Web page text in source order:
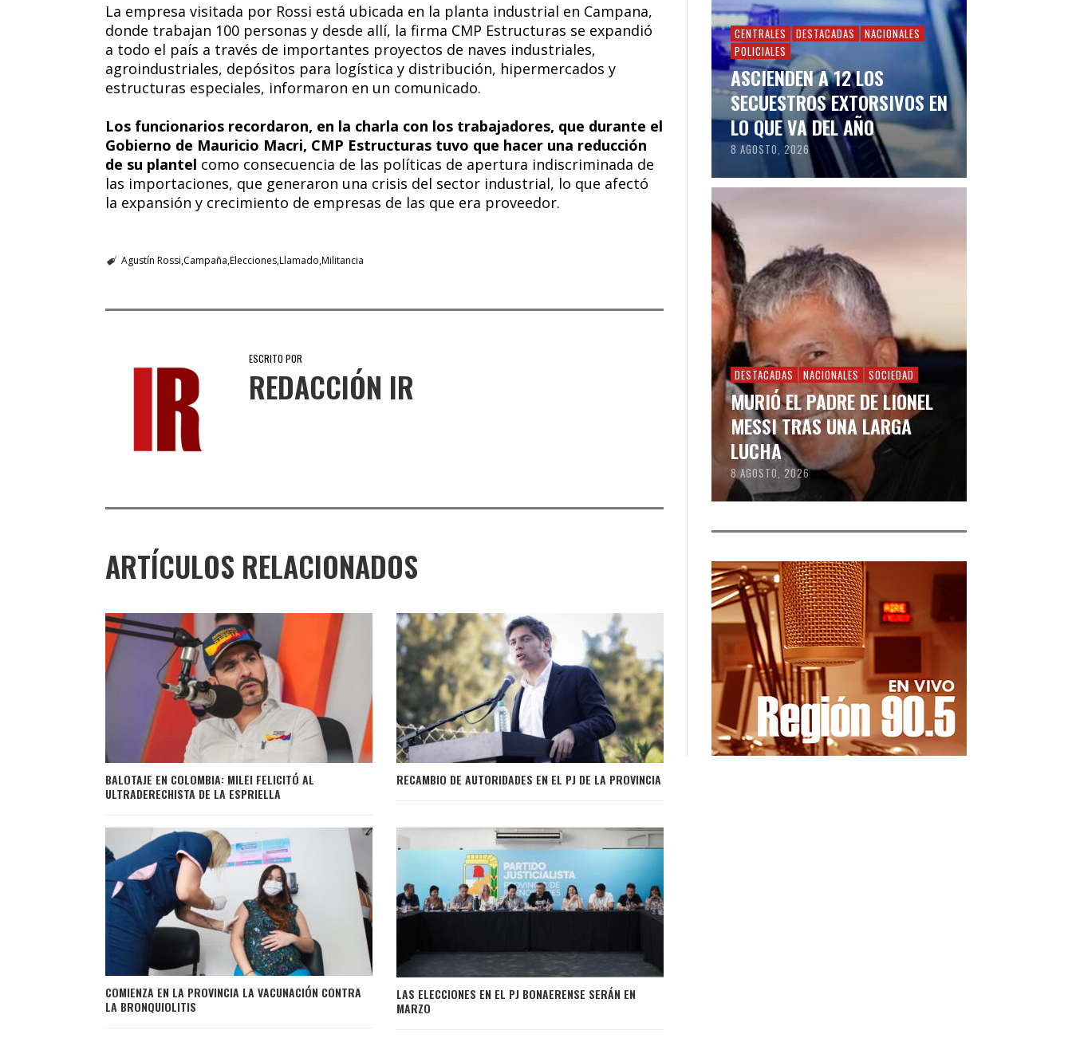
La empresa visitada por Rossi está ubicada en la planta industrial en Campana,
donde trabajan 100 personas y desde allí, la firma CMP Estructuras se expandió
a todo el país a través de importantes proyectos de naves industriales,
agroindustriales, depósitos para logística y distribución, hipermercados y
estructuras especiales, informaron en un comunicado.
Los funcionarios recordaron, en la charla con los trabajadores, que durante el
Gobierno de Mauricio Macri, CMP Estructuras tuvo que hacer una reducción
de su plantel como consecuencia de las políticas de apertura indiscriminada de
las importaciones, que generaron una crisis del sector industrial, lo que afectó
la expansión y crecimiento de empresas de las que era proveedor.
Agustín Rossi Campaña EleccionesLlamado Militancia
ESCRITO POR
REDACCIÓN IR
ARTÍCULOS RELACIONADOS
BALOTAJE EN COLOMBIA: MILEI FELICITÓ AL
ULTRADERECHISTA DE LA ESPRIELLA
RECAMBIO DE AUTORIDADES EN EL PJ DE LA PROVINCIA
COMIENZA EN LA PROVINCIA LA VACUNACIÓN CONTRA
LA BRONQUIOLITIS
LAS ELECCIONES EN EL PJ BONAERENSE SERÁN EN
MARZO
CENTRALES DESTACADAS
NACIONALES
POLICIALES
ASCIENDEN A 12 LOS
SECUESTROS EXTORSIVOS EN
LO QUE VA DEL AÑO
8 AGOSTO, 2026
DESTACADAS NACIONALES SOCIEDAD
MURIÓ EL PADRE DE LIONEL
MESSI TRAS UNA LARGA
LUCHA
8 AGOSTO, 2026